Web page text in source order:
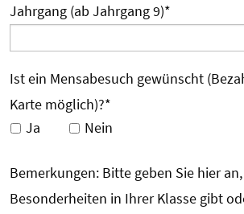
Jahrgang (ab Jahrgang 9)*
Ist ein Mensabesuch gewünscht
Karte möglich)?*
Ja
Nein
Bemerkungen: Bitte geben Sie hier
Besonderheiten in Ihrer Klasse gibt